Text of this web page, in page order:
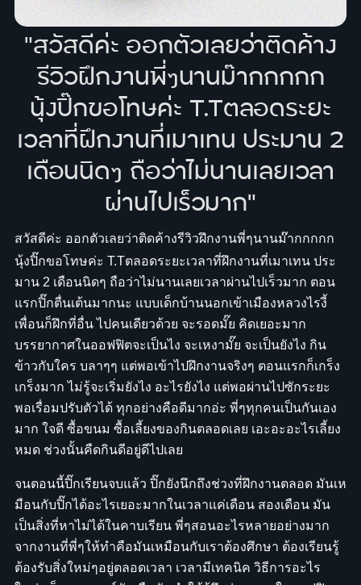
"สวัสดีค่ะ ออกตัวเลยว่าติดค้าง
รีวิวฝึกงานพี่ๆนานม๊ากกกกก
นุ้งปิ๊กขอโทษค่ะ T.Tตลอดระยะ
เวลาที่ฝึกงานที่เมาเทน ประมาน 2
เดือนนิดๆ ถือว่าไม่นานเลยเวลา
ผ่านไปเร็วมาก"
สวัสดีค่ะ ออกตัวเลยว่าติดค้างรีวิวฝึกงานพี่ๆนานม๊ากกกกก
นุ้งปิ๊กขอโทษค่ะ T.Tตลอดระยะเวลาที่ฝึกงานที่เมาเทน ประ
มาน 2 เดือนนิดๆ ถือว่าไม่นานเลยเวลาผ่านไปเร็วมาก ตอน
แรกปิ๊กตื่นเต้นมากนะ แบบเด็กบ้านนอกเข้าเมืองหลวงไรงี้
เพื่อนก็ฝึกที่อื่น ไปคนเดียวด้วย จะรอดมั๊ย คิดเยอะมาก
บรรยากาศในออฟฟิตจะเป็นไง จะเหงามั๊ย จะเป็นยังไง กิน
ข้าวกับใคร บลาๆๆ แต่พอเข้าไปฝึกงานจริงๆ ตอนแรกก็เกร็ง
เกร็งมาก ไม่รู้จะเริ่มยังไง อะไรยังไง แต่พอผ่านไปซักระยะ
พอเรื่อมปรับตัวได้ ทุกอย่างคือดีมากอ่ะ พี่ๆทุกคนเป็นกันเอง
มาก ใจดี ซื้อขนม ซื้อเลี้ยงของกินตลอดเลย เอะอะอะไรเลี้ยง
หมด ช่วงนั้นคืดกินดีอยู่ดีไปเลย
จนตอนนี้ปิ๊กเรียนจบแล้ว ปิ๊กยังนึกถึงช่วงที่ฝึกงานตลอด มันเห
มือนกับปิ๊กได้อะไรเยอะมากในเวลาแค่เดือน สองเดือน มัน
เป็นสิ่งที่หาไม่ได้ในคาบเรียน พี่ๆสอนอะไรหลายอย่างมาก
จากงานที่พี่ๆให้ทำคือมันเหมือนกับเราต้องศึกษา ต้องเรียนรู้
ต้องรับสิ่งใหม่ๆอยู่ตลอดเวลา เวลามีเทคนิค วิธีการอะไร